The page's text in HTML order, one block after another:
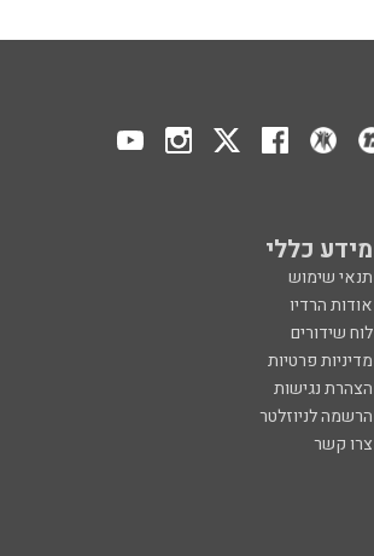
מידע כללי
תנאי שימוש
אודות הרדיו
לוח שידורים
מדיניות פרטיות
הצהרת נגישות
הרשמה לניוזלטר
צרו קשר